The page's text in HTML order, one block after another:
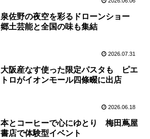
泉佐野の夜空を彩るドローンショー
郷土芸能と全国の味も集結
2026.07.31
大阪産なす使った限定パスタも ピエ
トロがイオンモール四條畷に出店
2026.06.18
本とコーヒーで心にゆとり 梅田蔦屋
書店で体験型イベント